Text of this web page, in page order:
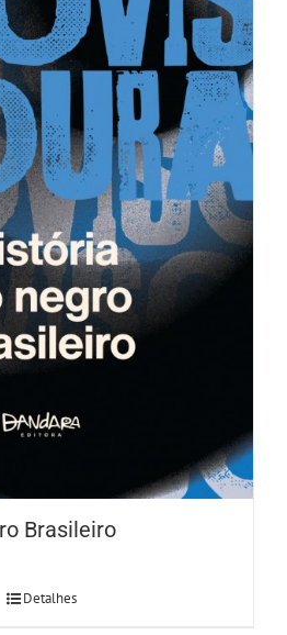
Brasileiro
Detalhes